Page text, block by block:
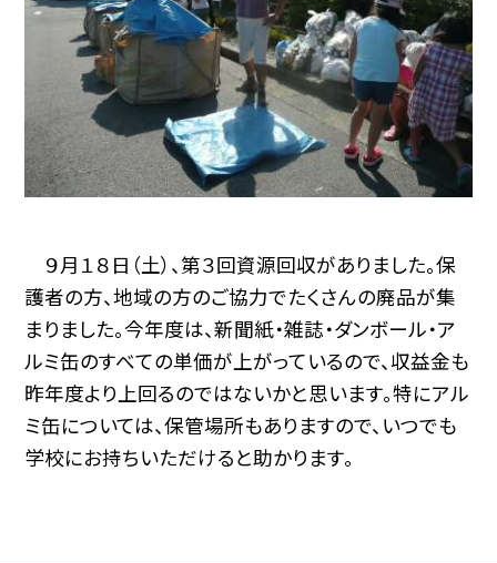
９月１８日（土）、第３回資源回収がありました。保
護者の方、地域の方のご協力でたくさんの廃品が集
まりました。今年度は、新聞紙・雑誌・ダンボール・ア
ルミ缶のすべての単価が上がっているので、収益金も
昨年度より上回るのではないかと思います。特にアル
ミ缶については、保管場所もありますので、いつでも
学校にお持ちいただけると助かります。